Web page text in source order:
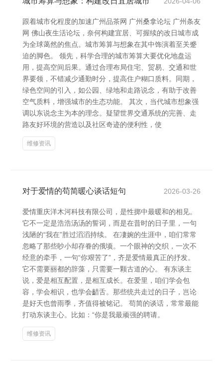
跟着城市化程度的加速广州品茶网 广州桑拿论坛 广州条友
网 佛山夜生活论坛，奈何构建宜居、可握续的改日城市成
为全球蔼然的焦点。城市筹算与想象在其中饰演着至关蹙
迫的脚色。 领先，科学合理的城市筹算大要优化地盘运
用，提高空间后果。通过合理布局住宅、贸易、交通和世
界要领，不错减少通勤时分，提高住户糊口质料。同期，
绿色空间的引入，如公园、绿地和走路说念，有助于改善
空气质料，增强城市的生态功能。 其次，当代城市想象强
调以东说念主为本的理念。疑望世界交通系统的完善、走
路友好环境的营造以及社区奇迹的便利性，使
维修资讯
对于爱情的苟简暖心谈话短句 2026-03-26
爱情重庆洋木河科技有限公司，是性掷中最暖和的相见。
它不一定是浩浩汤汤的誓词，而是在昔时的日子里，一句
浅陋的“我在”胜过滔滔持续。 在凄婉的生涯中，咱们常常
忽略了那些眇小却存眷的俄顷。一个眼神的交织，一次不
经意的牵手，一句“你艰苦了”，齐是爱情最真正的抒发。
它不需要丽都的辞藻，只需要一颗古道的心。 有东谈主
说，爱是相互配置，是相互成长。在爱里，咱们学会包
容，学会相识，也学会齰舌。那些统共走过的日子，岂论
是好天也曾雨季，齐值得被铭记。 苟简的谈话，常常最能
打动东谈主心。比如：“你是我最顽强的聘请。
维修资讯